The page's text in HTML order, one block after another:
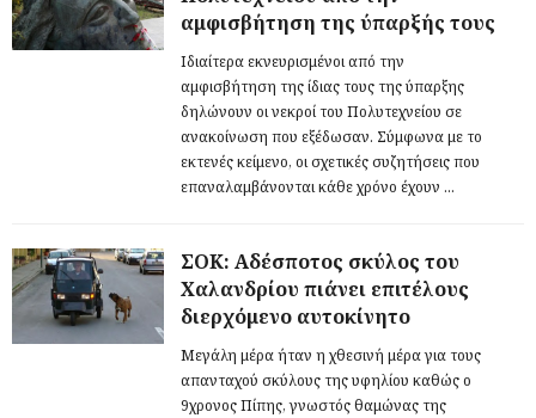
αμφισβήτηση της ύπαρξής τους
Ιδιαίτερα εκνευρισμένοι από την
αμφισβήτηση της ίδιας τους της ύπαρξης
δηλώνουν οι νεκροί του Πολυτεχνείου σε
ανακοίνωση που εξέδωσαν. Σύμφωνα με το
εκτενές κείμενο, οι σχετικές συζητήσεις που
επαναλαμβάνονται κάθε χρόνο έχουν ...
ΣΟΚ: Αδέσποτος σκύλος του
Χαλανδρίου πιάνει επιτέλους
διερχόμενο αυτοκίνητο
Μεγάλη μέρα ήταν η χθεσινή μέρα για τους
απανταχού σκύλους της υφηλίου καθώς ο
9χρονος Πίπης, γνωστός θαμώνας της